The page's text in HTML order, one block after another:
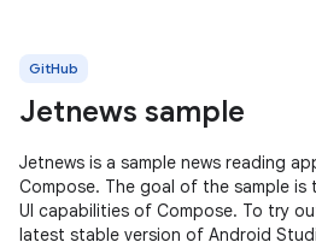
GitHub
Jetnews sample
Jetnews is a sample news reading
Compose. The goal of the sample
UI capabilities of Compose. To try
latest stable version of Android